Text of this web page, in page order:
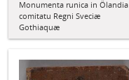
Monumenta runica in Ölandia
comitatu Regni Sveciæ
Gothiaquæ